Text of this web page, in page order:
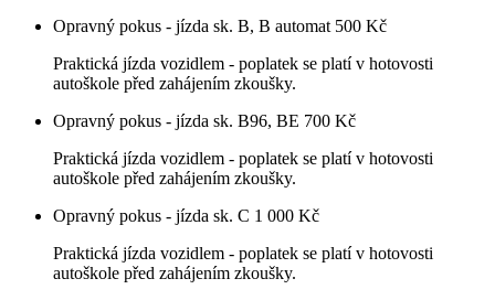
Opravný pokus - jízda sk. B, B automat 500 Kč
Praktická jízda vozidlem - poplatek se platí v hotovosti
autoškole před zahájením zkoušky.
Opravný pokus - jízda sk. B96, BE 700 Kč
Praktická jízda vozidlem - poplatek se platí v hotovosti
autoškole před zahájením zkoušky.
Opravný pokus - jízda sk. C 1 000 Kč
Praktická jízda vozidlem - poplatek se platí v hotovosti
autoškole před zahájením zkoušky.